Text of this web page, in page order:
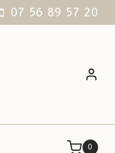
07 56 89 57 20
0